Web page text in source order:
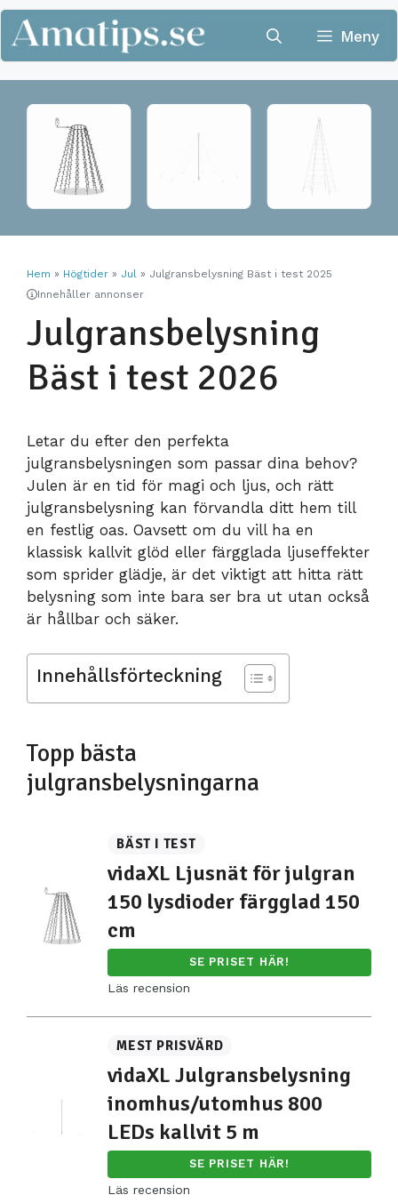
Hoppa
till
innehåll
Meny
Hem » Högtider » Jul » Julgransbelysning Bäst i test 2025
Innehåller annonser
Julgransbelysning
Bäst i test 2026
Letar du efter den perfekta
julgransbelysningen som passar dina behov?
Julen är en tid för magi och ljus, och rätt
julgransbelysning kan förvandla ditt hem till
en festlig oas. Oavsett om du vill ha en
klassisk kallvit glöd eller färgglada ljuseffekter
som sprider glädje, är det viktigt att hitta rätt
belysning som inte bara ser bra ut utan också
är hållbar och säker.
Innehållsförteckning
Topp bästa
julgransbelysningarna
BÄST I TEST
vidaXL Ljusnät för julgran
150 lysdioder färgglad 150
cm
SE PRISET HÄR!
Läs recension
MEST PRISVÄRD
vidaXL Julgransbelysning
inomhus/utomhus 800
LEDs kallvit 5 m
SE PRISET HÄR!
Läs recension